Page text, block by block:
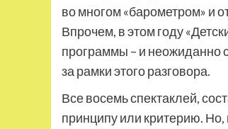
во многом «барометром» и
Впрочем, в этом году
программы – и неожиданно
за рамки этого разговора.
Все восемь спектаклей,
принципу или критерию.